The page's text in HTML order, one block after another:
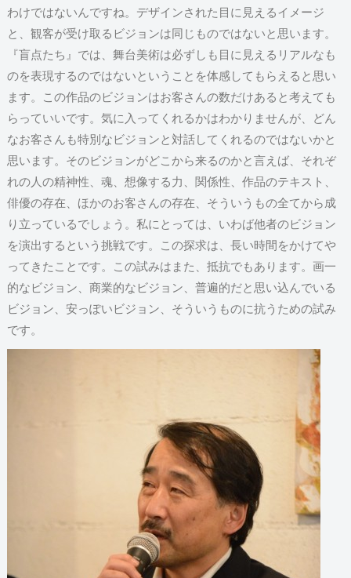
わけではないんですね。デザインされた目に見えるイメージ
と、観客が受け取るビジョンは同じものではないと思います。
『盲点たち』では、舞台美術は必ずしも目に見えるリアルなも
のを表現するのではないということを体感してもらえると思い
ます。この作品のビジョンはお客さんの数だけあると考えても
らっていいです。気に入ってくれるかはわかりませんが、どん
なお客さんも特別なビジョンと対話してくれるのではないかと
思います。そのビジョンがどこから来るのかと言えば、それぞ
れの人の精神性、魂、想像する力、関係性、作品のテキスト、
俳優の存在、ほかのお客さんの存在、そういうもの全てから成
り立っているでしょう。私にとっては、いわば他者のビジョン
を演出するという挑戦です。この探求は、長い時間をかけてや
ってきたことです。この試みはまた、抵抗でもあります。画一
的なビジョン、商業的なビジョン、普遍的だと思い込んでいる
ビジョン、安っぽいビジョン、そういうものに抗うための試み
です。